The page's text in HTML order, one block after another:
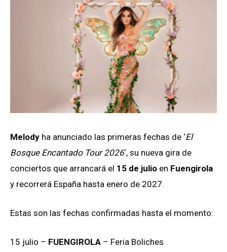
Melody ha anunciado las primeras fechas de ‘El
Bosque Encantado Tour 2026‘, su nueva gira de
conciertos que arrancará el 15 de julio en Fuengirola
y recorrerá España hasta enero de 2027.
Estas son las fechas confirmadas hasta el momento:
15 julio – FUENGIROLA – Feria Boliches